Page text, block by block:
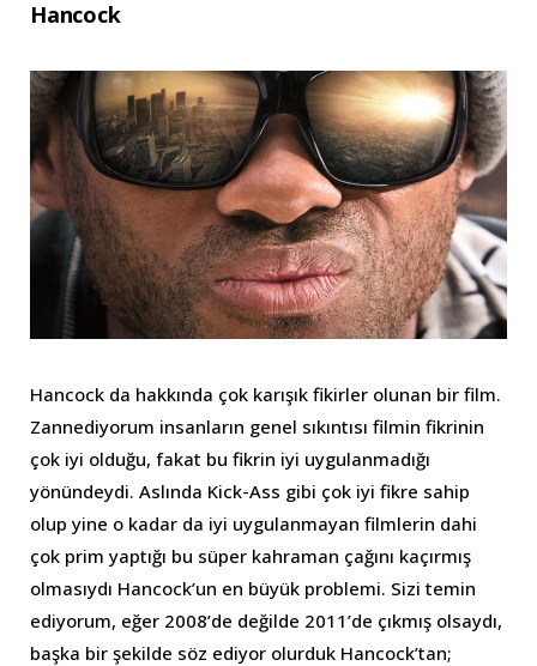
Hancock
Hancock da hakkında çok karışık fikirler olunan bir film.
Zannediyorum insanların genel sıkıntısı filmin fikrinin
çok iyi olduğu, fakat bu fikrin iyi uygulanmadığı
yönündeydi. Aslında Kick-Ass gibi çok iyi fikre sahip
olup yine o kadar da iyi uygulanmayan filmlerin dahi
çok prim yaptığı bu süper kahraman çağını kaçırmış
olmasıydı Hancock’un en büyük problemi. Sizi temin
ediyorum, eğer 2008’de değilde 2011’de çıkmış olsaydı,
başka bir şekilde söz ediyor olurduk Hancock’tan;